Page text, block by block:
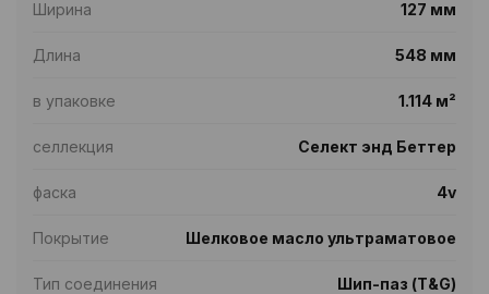
Ширина 127 мм
Длина 548 мм
в упаковке 1.114 м²
селлекция Селект энд Беттер
фаска 4v
Покрытие Шелковое масло ультраматовое
Тип соединения Шип-паз (T&G)